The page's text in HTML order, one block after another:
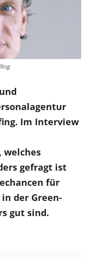
Im Interview
gefragt ist
für
der Green-
gut sind.